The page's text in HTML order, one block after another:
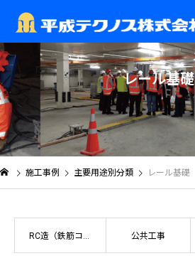
レール基礎
施工事例 主要用途別分類 レール基礎
RC造（鉄筋コン 公共工事